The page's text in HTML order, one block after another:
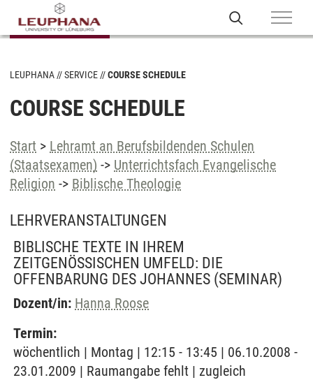
LEUPHANA SERVICE COURSE SCHEDULE
COURSE SCHEDULE
Start > Lehramt an Berufsbildenden Schulen
(Staatsexamen) -> Unterrichtsfach Evangelische
Religion -> Biblische Theologie
LEHRVERANSTALTUNGEN
BIBLISCHE TEXTE IN IHREM
ZEITGENÖSSISCHEN UMFELD: DIE
OFFENBARUNG DES JOHANNES (SEMINAR)
Dozent/in: Hanna Roose
Termin:
wöchentlich | Montag | 12:15 - 13:45 | 06.10.2008 -
23.01.2009 | Raumangabe fehlt | zugleich